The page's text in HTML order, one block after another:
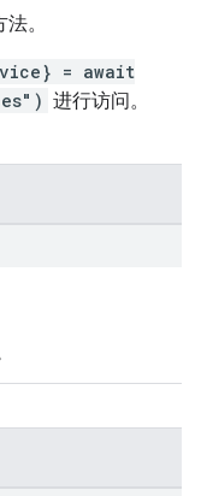
。
= await
进行访问。